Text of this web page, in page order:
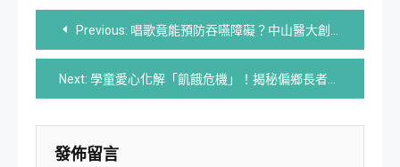
文
章
導
覽
Previous: 唱歌竟能預防吞嚥障礙？中山醫大創新課程引發熱議！
Next: 學童愛心化解「飢餓危機」！揭秘偏鄉長者「排隊送餐」困境
發佈留言